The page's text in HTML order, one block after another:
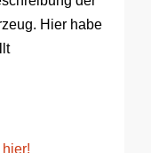
Hier habe